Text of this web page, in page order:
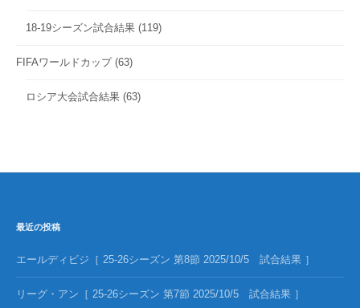
18-19シーズン試合結果 (119)
FIFAワールドカップ(63)
ロシア大会試合結果 (63)
最近の投稿
エールディビジ［ 25-26シーズン 第8節 2025/10/5 試合結果 ］
リーグ・アン［ 25-26シーズン 第7節 2025/10/5 試合結果 ］